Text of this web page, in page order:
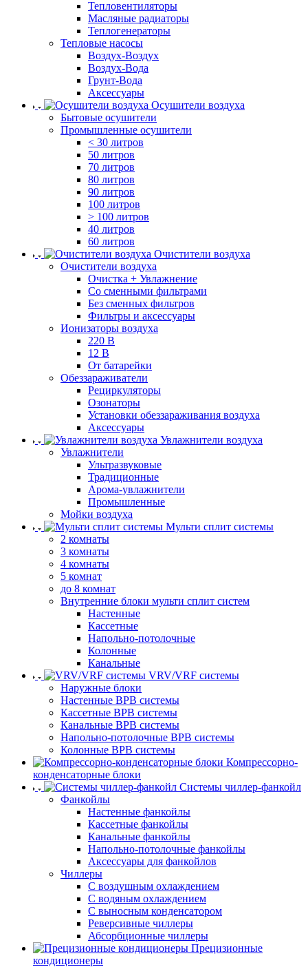
Тепловентиляторы
Масляные радиаторы
Теплогенераторы
Тепловые насосы
Воздух-Воздух
Воздух-Вода
Грунт-Вода
Аксессуары
Осушители воздуха
Бытовые осушители
Промышленные осушители
< 30 литров
50 литров
70 литров
80 литров
90 литров
100 литров
> 100 литров
40 литров
60 литров
Очистители воздуха
Очистители воздуха
Очистка + Увлажнение
Cо сменными фильтрами
Без сменных фильтров
Фильтры и аксессуары
Ионизаторы воздуха
220 В
12 В
От батарейки
Обеззараживатели
Рециркуляторы
Озонаторы
Установки обеззараживания воздуха
Аксессуары
Увлажнители воздуха
Увлажнители
Ультразвуковые
Традиционные
Арома-увлажнители
Промышленные
Мойки воздуха
Мульти сплит системы
2 комнаты
3 комнаты
4 комнаты
5 комнат
до 8 комнат
Внутренние блоки мульти сплит систем
Настенные
Кассетные
Напольно-потолочные
Колонные
Канальные
VRV/VRF системы
Наружные блоки
Настенные ВРВ системы
Кассетные ВРВ системы
Канальные ВРВ системы
Напольно-потолочные ВРВ системы
Колонные ВРВ системы
Компрессорно-
конденсаторные блоки
Системы чиллер-фанкойл
Фанкойлы
Настенные фанкойлы
Кассетные фанкойлы
Канальные фанкойлы
Напольно-потолочные фанкойлы
Аксессуары для фанкойлов
Чиллеры
С воздушным охлаждением
С водяным охлаждением
С выносным конденсатором
Реверсивные чиллеры
Абсорбционные чиллеры
Прецизионные
кондиционеры